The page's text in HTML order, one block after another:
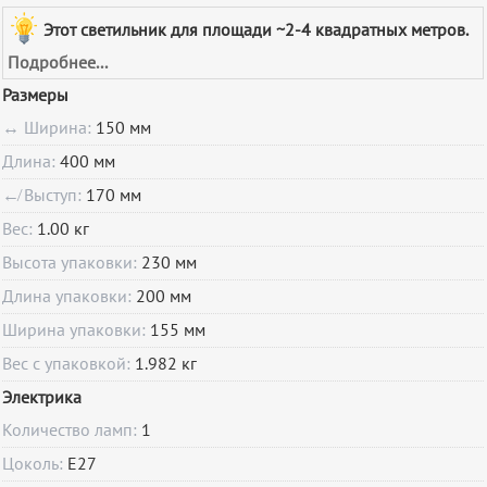
Этот светильник для площади ~2-4 квадратных метров.
Подробнее...
Размеры
↔ Ширина: 150 мм
Длина:400 мм
↚ Выступ: 170 мм
Вес: 1.00 кг
Высота упаковки: 230 мм
Длина упаковки: 200 мм
Ширина упаковки: 155 мм
Вес с упаковкой: 1.982 кг
Электрика
Количество ламп: 1
Цоколь: E27